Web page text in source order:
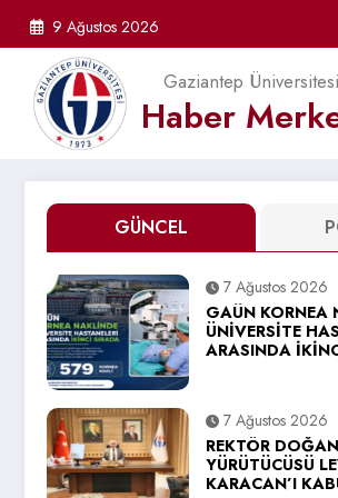
9 Ağustos 2026
Gaziantep Üniversitesi
Haber
GÜNCEL
7 Ağustos 2026
GAÜN KORNEA
ÜNİVERSİTE
ARASINDA
7 Ağustos 2026
REKTÖR
YÜRÜTÜCÜSÜ
KARACAN’I